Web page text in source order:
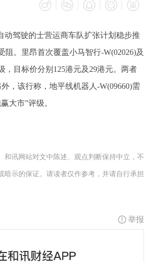
动驾驶的士营运商车队扩张计划稳步推
。里昂首次覆盖小马智行-W(02026)及
，目标价分别125港元及29港元。两者
，该行称，地平线机器人-W(09660)需
大市”评级。
和讯网站对文中陈述、观点判断保持中立，不
示的保证。请读者仅作参考，并请自行承担
举报